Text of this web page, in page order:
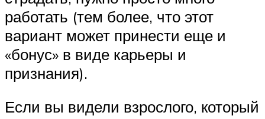
работать (тем более, что этот
вариант может принести еще и
«бонус» в виде карьеры и
признания).
Если вы видели взрослого, который